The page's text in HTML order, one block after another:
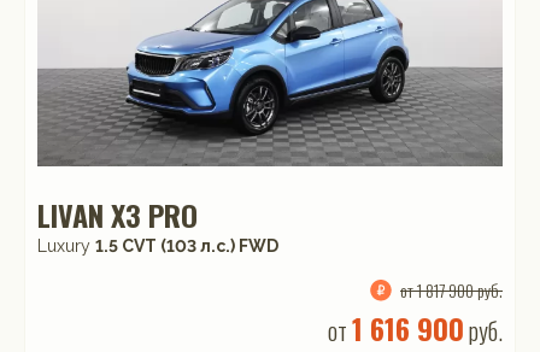
LIVAN X3 PRO
Luxury 1.5 CVT (103 л.с.) FWD
от 1 817 900 руб.
от1 616 900руб.